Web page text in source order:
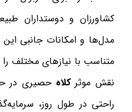
کشاورزان و دوستداران
مدل‌ها و امکانات جانبی این
متناسب با نیازهای مختلف
نقش موثرکلاه حصیری در
راحتی در طول روز،